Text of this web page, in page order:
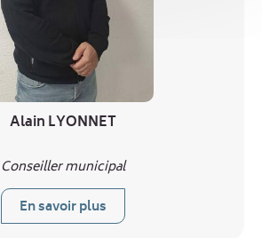
Alain LYONNET
Conseiller municipal
En savoir plus